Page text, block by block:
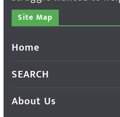
Site Map
Home
SEARCH
About Us